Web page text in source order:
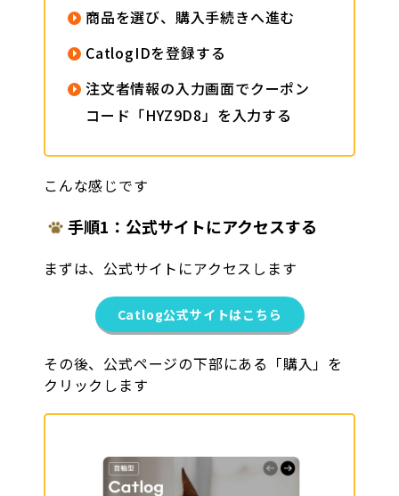
商品を選び、購入手続きへ進む
CatlogIDを登録する
注文者情報の入力画面でクーポン
コード「HYZ9D8」を入力する
こんな感じです
手順1：公式サイトにアクセスする
まずは、公式サイトにアクセスします
Catlog公式サイトはこちら
その後、公式ページの下部にある「購入」を
クリックします